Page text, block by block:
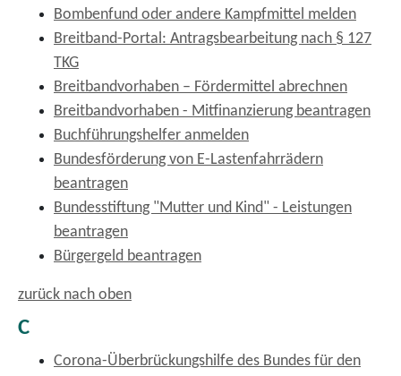
Bombenfund oder andere Kampfmittel melden
Breitband-Portal: Antragsbearbeitung nach § 127
TKG
Breitbandvorhaben – Fördermittel abrechnen
Breitbandvorhaben - Mitfinanzierung beantragen
Buchführungshelfer anmelden
Bundesförderung von E-Lastenfahrrädern
beantragen
Bundesstiftung "Mutter und Kind" - Leistungen
beantragen
Bürgergeld beantragen
zurück nach oben
C
Corona-Überbrückungshilfe des Bundes für den